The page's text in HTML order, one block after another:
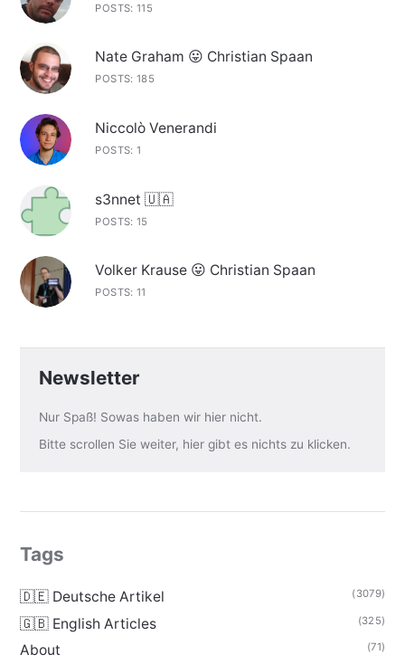
POSTS: 115
Nate Graham 😛 Christian Spaan
POSTS: 185
Niccolò Venerandi
POSTS: 1
s3nnet 🇺🇦
POSTS: 15
Volker Krause 😛 Christian Spaan
POSTS: 11
Newsletter
Nur Spaß! Sowas haben wir hier nicht.
Bitte scrollen Sie weiter, hier gibt es nichts zu klicken.
Tags
🇩🇪 Deutsche Artikel (3079)
🇬🇧 English Articles (325)
About (71)